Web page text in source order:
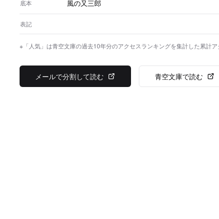
底本 風の又三郎
表記
※「人気」は青空文庫の過去10年分のアクセスランキングを集計した累計ア
メールで分割して読む 青空文庫で読む